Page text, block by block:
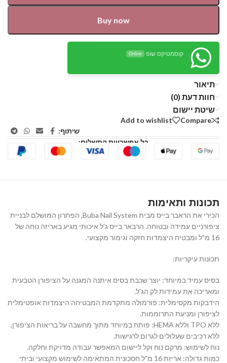
Buy now
קוסמטיקס שופ Online
תיאור
חוות דעת (0)
שיטת יישום
Compare
Add to wishlist
שיתוף:
כל אפשרויות התשלום:
תכונות ותאימות
הכירי את הראבר בייס מבית Buba Nail System, הפתרון המושלם לבניית
ציפורניים עמידה ובטוחה. הרבאר בייס ג'ל איכותי מגיע באריזה נוחה של
16 מ"ל ומבטיח היצמדות חזקה וגימור מקצועי.
תכונות עיקריות:
בסיס עמיד במיוחד: יוצר שכבת בסיס איתנה המגנה על הציפורן הטבעית
ומאריכה את עמידות לק הג'ל.
הידבקות מקסימלית: פורמולה מתקדמת המבטיחה היצמדות אופטימלית
לציפורן ומניעת התרוממות.
ללא TPO וללא HEMA: פותח במיוחד מתוך מחשבה על בריאות הציפורן,
ללא רכיבים שעלולים לגרום לרגישות.
נוח לשימוש: מרקם נוח וקל ליישום המאפשר עבודה מדויקת וחלקה.
כמות גדולה: אריזת 16 מ"ל חסכונית המתאימה לשימוש מקצועי וביתי